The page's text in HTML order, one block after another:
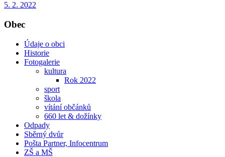
5. 2. 2022
Obec
Údaje o obci
Historie
Fotogalerie
kultura
Rok 2022
sport
škola
vítání občánků
660 let & dožínky
Odpady
Sběrný dvůr
Pošta Partner, Infocentrum
ZŠ a MŠ